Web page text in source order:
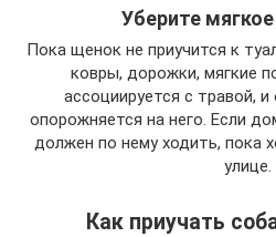
Уберите
Пока щенок не приучится к
ковры, дорожки, мягкие
ассоциируется с травой,
опорожняется на него. Если
должен по нему ходить, пока
улице.
Как приучать